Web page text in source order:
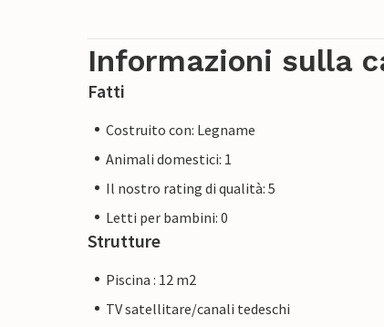
Informazioni sulla
Fatti
Costruito con: Legname
Animali domestici: 1
Il nostro rating di qualità: 5
Letti per bambini: 0
Strutture
Piscina : 12 m2
TV satellitare/canali tedeschi